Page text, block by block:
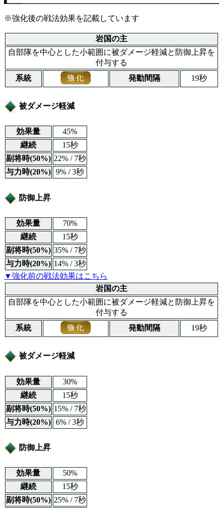
※強化後の戦法効果を記載しています
岩国の主
自部隊を中心とした小範囲に被ダメージ軽減と防御上昇を
付与する
系統
発動間隔 19秒
被ダメージ軽減
効果量
45%
継続
15秒
副将時(50%) 22% / 7秒
与力時(20%) 9% / 3秒
防御上昇
効果量
70%
継続
15秒
副将時(50%) 35% / 7秒
与力時(20%) 14% / 3秒
▼強化前の戦法効果はこちら
岩国の主
自部隊を中心とした小範囲に被ダメージ軽減と防御上昇を
付与する
系統
発動間隔 19秒
被ダメージ軽減
効果量
30%
継続
15秒
副将時(50%) 15% / 7秒
与力時(20%) 6% / 3秒
防御上昇
効果量
50%
継続
15秒
副将時(50%) 25% / 7秒